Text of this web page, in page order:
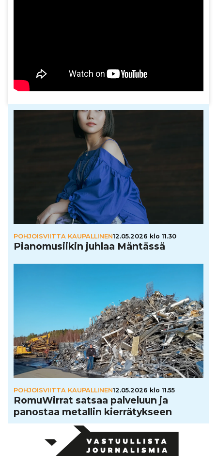
POHJOISVIITTA KAUPALLINEN12.05.2026 klo 11.30
Pia­no­mu­sii­kin juhlaa Mäntässä
POHJOISVIITTA KAUPALLINEN12.05.2026 klo 11.55
Romu­Wir­rat satsaa palveluun ja
panostaa metallin kier­rä­tyk­seen